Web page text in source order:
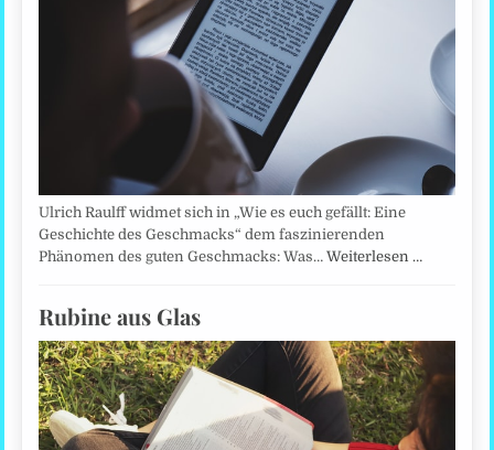
Ulrich Raulff widmet sich in „Wie es euch gefällt: Eine
Geschichte des Geschmacks“ dem faszinierenden
Phänomen des guten Geschmacks: Was…Weiterlesen …
Rubine aus Glas